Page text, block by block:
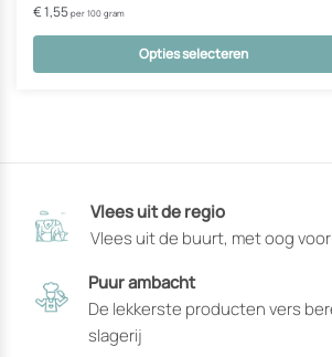
€1,55 per 100 gram
Opties selecteren
op
de
productpagina
gekozen
Vlees uit de regio
Vlees uit de buurt, met oog
Puur ambacht
De lekkerste producten vers
slagerij